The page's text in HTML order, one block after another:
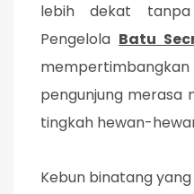
lebih dekat tanpa
Pengelola Batu
pengunjung merasa
tingkah hewan-
Kebun binatang